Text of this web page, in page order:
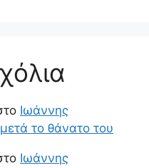
Ιωάννης
το θάνατο του
Ιωάννης